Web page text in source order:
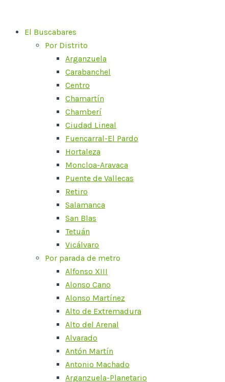
contenidoEl Buscabares
Por Distrito
Arganzuela
Carabanchel
Centro
Chamartín
Chamberí
Ciudad Lineal
Fuencarral-El Pardo
Hortaleza
Moncloa-Aravaca
Puente de Vallecas
Retiro
Salamanca
San Blas
Tetuán
Vicálvaro
Por parada de metro
Alfonso XIII
Alonso Cano
Alonso Martínez
Alto de Extremadura
Alto del Arenal
Alvarado
Antón Martín
Antonio Machado
Arganzuela-Planetario